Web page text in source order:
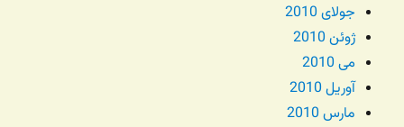
جولای 2010
ژوئن 2010
می 2010
آوریل 2010
مارس 2010